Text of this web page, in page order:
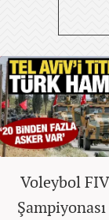
Voleybol